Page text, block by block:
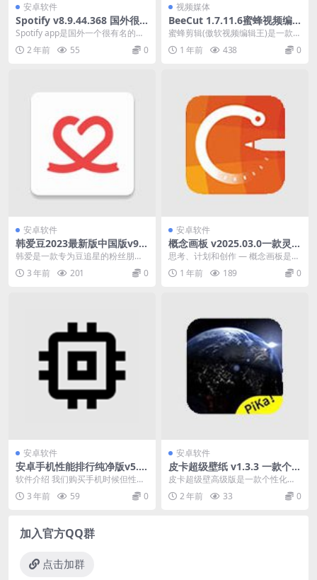
安卓软件
Spotify v8.9.44.368 国外很
有名的音乐播放器，解锁高级
版
Spotify app是国外一个很有名的音
乐播放器，在国内也有不少人喜欢
用，软件...
2 年前 55 0
视频媒体
BeeCut 1.7.11.6蜜蜂视频编
辑中文破解版
蜜蜂剪辑(傲软视频编辑王)是一款操
作简单的国产视频剪辑软件及视频
编辑软件,用于制...
1 年前 438 0
安卓软件
韩爱豆2023最新版中国版v9.
5.2 明星资讯软件
韩爱是一款专为豆追星的粉丝朋友
们打造的明星资讯软件。 您想了解
您喜爱的明星的最新...
3 年前 201 0
安卓软件
概念画板 v2025.03.0一款灵活
的矢量素描本解锁高级版
思考、计划和创作 — 概念画板是一
款灵活的矢量素描本，在这里，您
可以将自己的想法...
1 年前 189 0
安卓软件
安卓手机性能排行纯净版v5.1.
5 买新手机必备
软件介绍 我们购买手机时候但性能
依然是影响手机体验的重要一环，
所以手机的跑分任然...
3 年前 59 0
安卓软件
皮卡超级壁纸 v1.3.3 一款个性
化创意主题壁纸美化工具高级
会员解锁版
皮卡超级壁高级版是一款个性化创
意主题壁纸美化工具，皮卡超级壁v
ip版有很多精致高...
2 年前 33 0
加入官方QQ群
点击加群